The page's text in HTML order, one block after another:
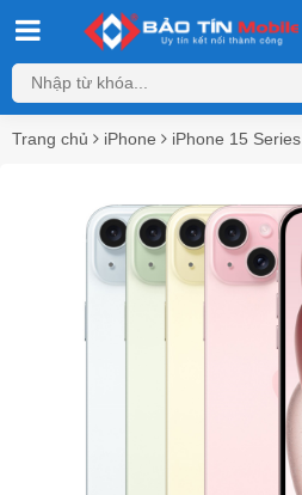
Trang chủ iPhone iPhone 15 Series